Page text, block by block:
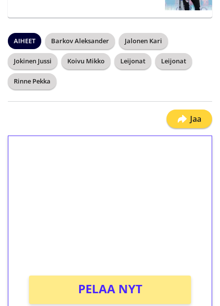
AIHEET Barkov Aleksander Jalonen Kari
Jokinen Jussi Koivu Mikko Leijonat Leijonat
Rinne Pekka
Jaa
PELAA NYT